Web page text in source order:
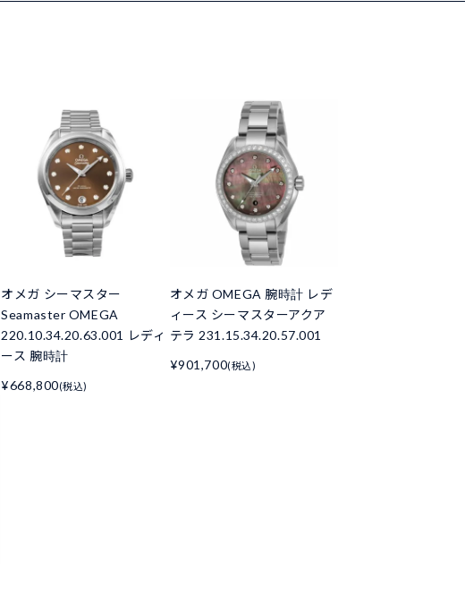
オメガ シーマスター
Seamaster OMEGA
220.10.34.20.63.001 レディ
ース 腕時計
¥668,800(税込)
オメガ OMEGA 腕時計 レデ
ィース シーマスターアクア
テラ 231.15.34.20.57.001
¥901,700(税込)